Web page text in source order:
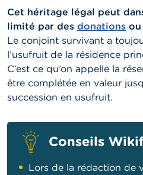
Cet héritage légal peut
limité par des donations ou
Le conjoint survivant a
l’usufruit de la résidence
C’est ce qu’on appelle la
être complétée en valeur
succession en usufruit.
Conseils
Lors de la rédaction de